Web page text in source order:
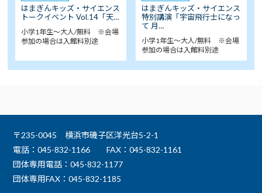
はまぎんキッズ・サイエンス
トークイベント Vol.14「天…
小学1年生～大人/無料 ※会場
参加の場合は入館料別途
はまぎんキッズ・サイエンス
特別講演「宇宙飛行士になっ
て 月…
小学1年生～大人/無料 ※会場
参加の場合は入館料別途
〒235-0045 横浜市磯子区洋光台5-2-1
電話：045-832-1166
FAX：045-832-1161
団体専用電話：045-832-1177
団体専用FAX：045-832-1185